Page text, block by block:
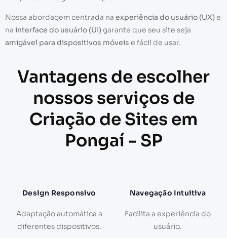
Nossa abordagem centrada na experiência do usuário (UX)e
na interface do usuário (UI)garante que seu site seja
amigável para dispositivos móveis e fácil de usar.
Vantagens de escolher
nossos serviços de
Criação de Sites em
Pongaí - SP
Design Responsivo
Adaptação automática a
diferentes dispositivos.
Navegação Intuitiva
Facilita a experiência do
usuário.